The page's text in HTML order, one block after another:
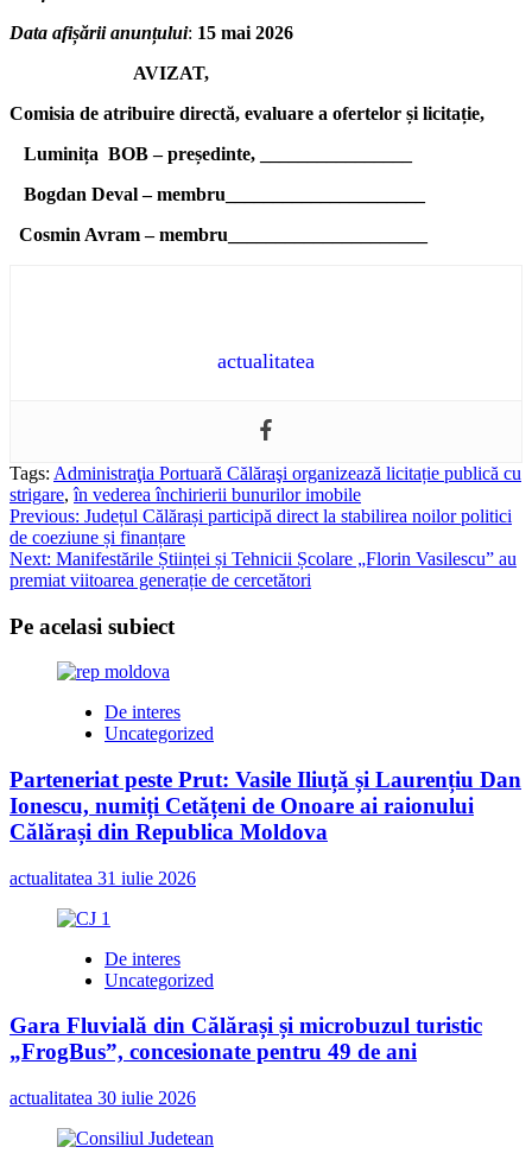
Data afișării anunțului: 15 mai 2026
AVIZAT,
Comisia de atribuire directă, evaluare a ofertelor și licitație,
Luminița BOB – președinte, ________________
Bogdan Deval – membru_____________________
Cosmin Avram – membru_____________________
actualitatea
Tags: Administraţia Portuară Călăraşi organizează licitație publică cu
strigare,în vederea închirierii bunurilor imobile
Post
navigation
Previous: Județul Călărași participă direct la stabilirea noilor politici
de coeziune și finanțare
Next: Manifestările Științei și Tehnicii Școlare „Florin Vasilescu” au
premiat viitoarea generație de cercetători
Pe acelasi subiect
De interes
Uncategorized
Parteneriat peste Prut: Vasile Iliuță și Laurențiu Dan
Ionescu, numiți Cetățeni de Onoare ai raionului
Călărași din Republica Moldova
actualitatea 31 iulie 2026
De interes
Uncategorized
Gara Fluvială din Călărași și microbuzul turistic
„FrogBus”, concesionate pentru 49 de ani
actualitatea 30 iulie 2026